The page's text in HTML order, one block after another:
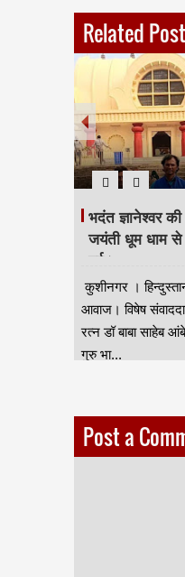
Related
भदंत ज्ञानेश्वर की
जयंती धूम धाम से
गई।
कुशीनगर ।
आवाज। विषेष
रत्न डॉ बाबा साहेब
गुरु भा...
Post a